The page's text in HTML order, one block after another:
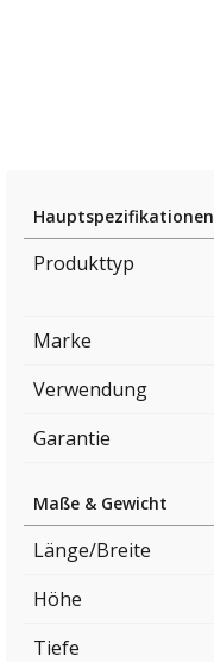
Hauptspezifikationen
Produkttyp
Marke
Verwendung
Garantie
Maße & Gewicht
Länge/Breite
Höhe
Tiefe